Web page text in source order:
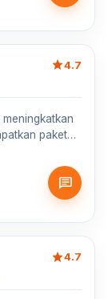
star4.7
paket…
chat
star4.7